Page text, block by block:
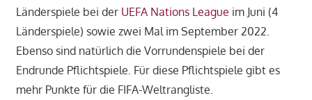
Länderspiele bei der UEFA Nations League im Juni (4
Länderspiele) sowie zwei Mal im September 2022.
Ebenso sind natürlich die Vorrundenspiele bei der
Endrunde Pflichtspiele. Für diese Pflichtspiele gibt es
mehr Punkte für die FIFA-Weltrangliste.